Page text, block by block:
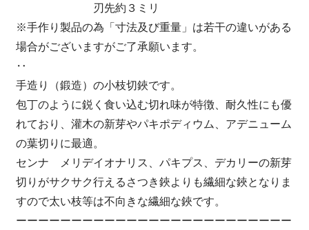
刃先約３ミリ
※手作り製品の為「寸法及び重量」は若干の違いがある
場合がございますがご了承願います。
‥
手造り（鍛造）の小枝切鋏です。
包丁のように鋭く食い込む切れ味が特徴、耐久性にも優
れており、灌木の新芽やパキポディウム、アデニューム
の葉切りに最適。
センナ メリデイオナリス、パキプス、デカリーの新芽
切りがサクサク行えるさつき鋏よりも繊細な鋏となりま
すので太い枝等は不向きな繊細な鋏です。
ーーーーーーーーーーーーーーーーーーーーーーーーー